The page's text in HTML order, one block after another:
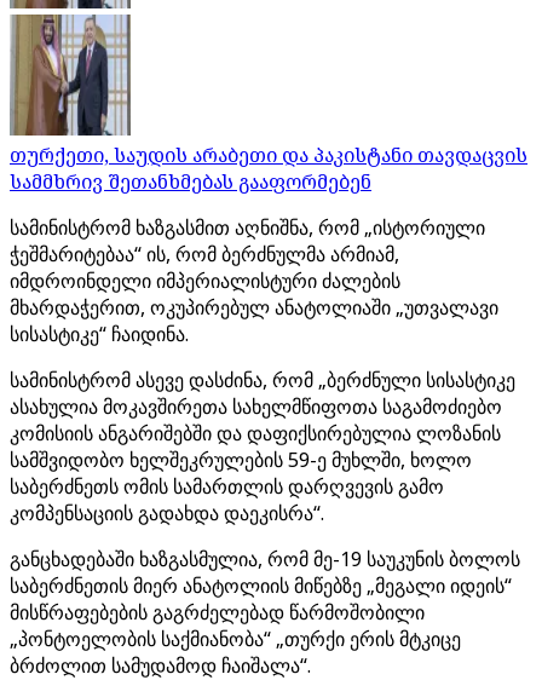
თურქეთი, საუდის არაბეთი და პაკისტანი თავდაცვის
სამმხრივ შეთანხმებას გააფორმებენ
სამინისტრომ ხაზგასმით აღნიშნა, რომ „ისტორიული
ჭეშმარიტებაა“ ის, რომ ბერძნულმა არმიამ,
იმდროინდელი იმპერიალისტური ძალების
მხარდაჭერით, ოკუპირებულ ანატოლიაში „უთვალავი
სისასტიკე“ ჩაიდინა.
სამინისტრომ ასევე დასძინა, რომ „ბერძნული სისასტიკე
ასახულია მოკავშირეთა სახელმწიფოთა საგამოძიებო
კომისიის ანგარიშებში და დაფიქსირებულია ლოზანის
სამშვიდობო ხელშეკრულების 59-ე მუხლში, ხოლო
საბერძნეთს ომის სამართლის დარღვევის გამო
კომპენსაციის გადახდა დაეკისრა“.
განცხადებაში ხაზგასმულია, რომ მე-19 საუკუნის ბოლოს
საბერძნეთის მიერ ანატოლიის მიწებზე „მეგალი იდეის“
მისწრაფებების გაგრძელებად წარმოშობილი
„პონტოელობის საქმიანობა“ „თურქი ერის მტკიცე
ბრძოლით სამუდამოდ ჩაიშალა“.